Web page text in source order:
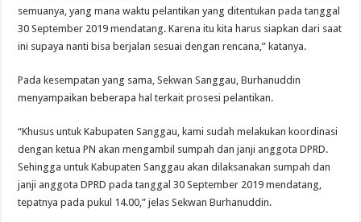
semuanya, yang mana waktu pelantikan yang ditentukan pada tanggal
30 September 2019 mendatang. Karena itu kita harus siapkan dari saat
ini supaya nanti bisa berjalan sesuai dengan rencana,” katanya.
Pada kesempatan yang sama, Sekwan Sanggau, Burhanuddin
menyampaikan beberapa hal terkait prosesi pelantikan.
“Khusus untuk Kabupaten Sanggau, kami sudah melakukan koordinasi
dengan ketua PN akan mengambil sumpah dan janji anggota DPRD.
Sehingga untuk Kabupaten Sanggau akan dilaksanakan sumpah dan
janji anggota DPRD pada tanggal 30 September 2019 mendatang,
tepatnya pada pukul 14.00,” jelas Sekwan Burhanuddin.